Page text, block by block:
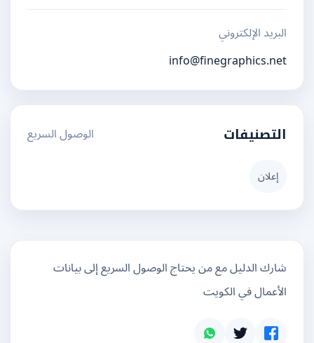
البريد الإلكتروني
info@finegraphics.net
التصنيفات الوصول السريع
شارك الدليل مع من يحتاج الوصول السريع إلى بيانات
الأعمال في الكويت